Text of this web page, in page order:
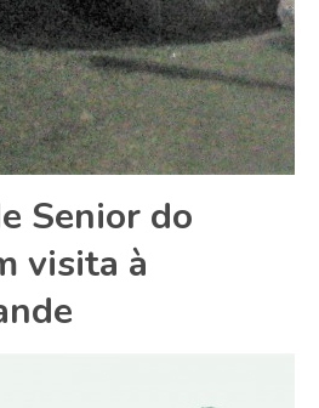
Senior do
visita à